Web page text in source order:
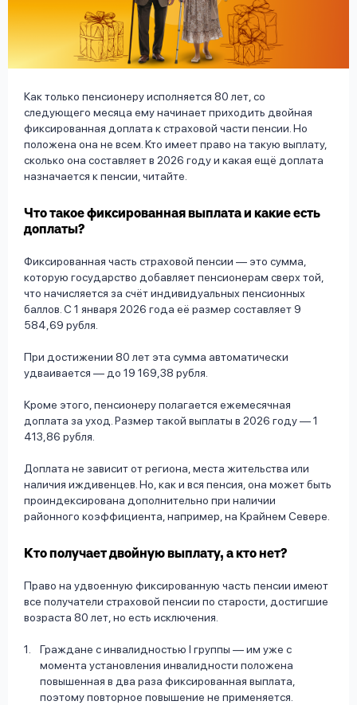
Как только пенсионеру исполняется 80 лет, со
следующего месяца ему начинает приходить двойная
фиксированная доплата к страховой части пенсии. Но
положена она не всем. Кто имеет право на такую выплату,
сколько она составляет в 2026 году и какая ещё доплата
назначается к пенсии, читайте.
Что такое фиксированная выплата и какие есть
доплаты?
Фиксированная часть страховой пенсии — это сумма,
которую государство добавляет пенсионерам сверх той,
что начисляется за счёт индивидуальных пенсионных
баллов. С 1 января 2026 года её размер составляет 9
584,69 рубля.
При достижении 80 лет эта сумма автоматически
удваивается — до 19 169,38 рубля.
Кроме этого, пенсионеру полагается ежемесячная
доплата за уход. Размер такой выплаты в 2026 году — 1
413,86 рубля.
Доплата не зависит от региона, места жительства или
наличия иждивенцев. Но, как и вся пенсия, она может быть
проиндексирована дополнительно при наличии
районного коэффициента, например, на Крайнем Севере.
Кто получает двойную выплату, а кто нет?
Право на удвоенную фиксированную часть пенсии имеют
все получатели страховой пенсии по старости, достигшие
возраста 80 лет, но есть исключения.
Граждане с инвалидностью I группы — им уже с
момента установления инвалидности положена
повышенная в два раза фиксированная выплата,
поэтому повторное повышение не применяется.
Оформить заявку
Войти под другим номером
вопрос
Ответы
на
данных